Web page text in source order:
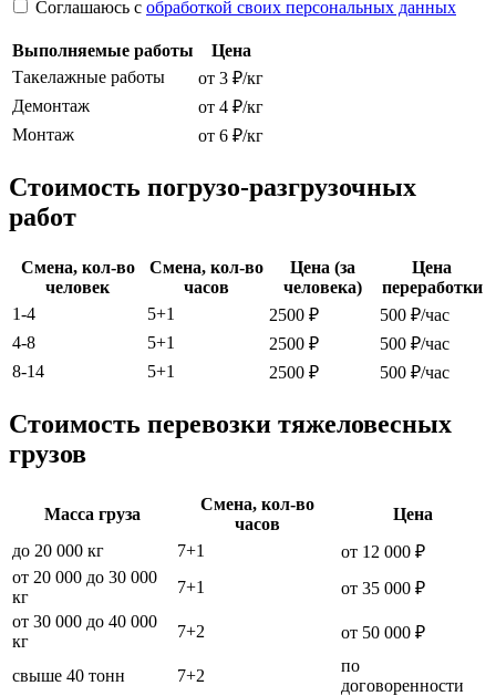
Соглашаюсь с обработкой своих персональных данных
Выполняемые работы
Цена
Такелажные работы
от 3 ₽/кг
Демонтаж
от 4 ₽/кг
Монтаж
от 6 ₽/кг
Стоимость погрузо-разгрузочных
работ
Смена, кол-во
человек
Смена, кол-во
часов
Цена (за
человека)
Цена
переработки
1-4
5+1 2500 ₽
500 ₽/час
4-8
5+1 2500 ₽
500 ₽/час
8-14
5+1 2500 ₽ 500 ₽/час
Стоимость перевозки тяжеловесных
грузов
Масса груза
Смена, кол-во
часов
Цена
до 20 000 кг
7+1
от 12 000 ₽
от 20 000 до 30 000
кг
7+1
от 35 000 ₽
от 30 000 до 40 000
кг
7+2 от 50 000 ₽
свыше 40 тонн 7+2
по
договоренности